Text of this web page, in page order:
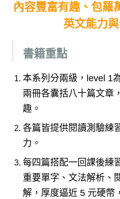
內容豐富有趣、包羅
英文能力
書籍重點
本系列分兩級 ， level 1
兩冊各囊括八十篇文章 ，
趣。
各篇皆提供閱讀測驗練
力。
每四篇搭配一回課後練
重要單字、文法解析、
解，厚度逼近 5 元硬幣